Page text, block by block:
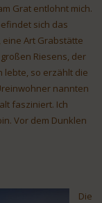
Grat entlohnt mich.
sich das
Art Grabstätte
Riesens, der
lebte, so erzählt die
nannten
fasziniert. Ich
Vor dem Dunklen
Die